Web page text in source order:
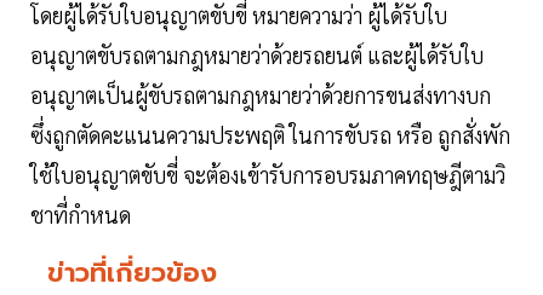
โดยผู้ได้รับใบอนุญาตขับขี่ หมายความว่า ผู้ได้รับใบ
อนุญาตขับรถตามกฎหมายว่าด้วยรถยนต์ และผู้ได้รับใบ
อนุญาตเป็นผู้ขับรถตามกฎหมายว่าด้วยการขนส่งทางบก
ซึ่งถูกตัดคะแนนความประพฤติ ในการขับรถ หรือ ถูกสั่งพัก
ใช้ใบอนุญาตขับขี่ จะต้องเข้ารับการอบรมภาคทฤษฎีตามวิ
ชาที่กําหนด
ข่าวที่เกี่ยวข้อง